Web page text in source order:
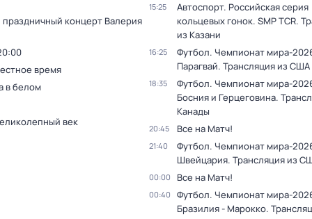
концерт Валерия
время
в белом
век
15:25
Автоспорт. Российская серия
кольцевых гонок. SMP TCR.
из Казани
16:25
Футбол. Чемпионат мира-
Парагвай. Трансляция из США
18:35
Футбол. Чемпионат мира-
Босния и Герцеговина.
Канады
20:45 Все на Матч!
21:40
Футбол. Чемпионат мира-
Швейцария. Трансляция из
00:00 Все на Матч!
00:40
Футбол. Чемпионат мира-
Бразилия - Марокко.